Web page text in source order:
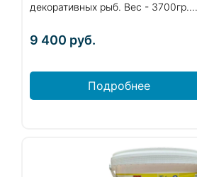
декоративных рыб. Вес - 3700гр....
9 400 руб.
Подробнее